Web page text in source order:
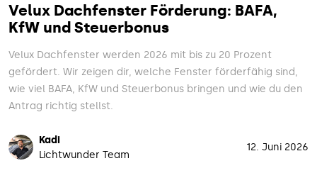
Velux Dachfenster Förderung: BAFA,
KfW und Steuerbonus
Velux Dachfenster werden 2026 mit bis zu 20 Prozent
gefördert. Wir zeigen dir, welche Fenster förderfähig sind,
wie viel BAFA, KfW und Steuerbonus bringen und wie du den
Antrag richtig stellst.
Kadi
Lichtwunder Team
12. Juni 2026